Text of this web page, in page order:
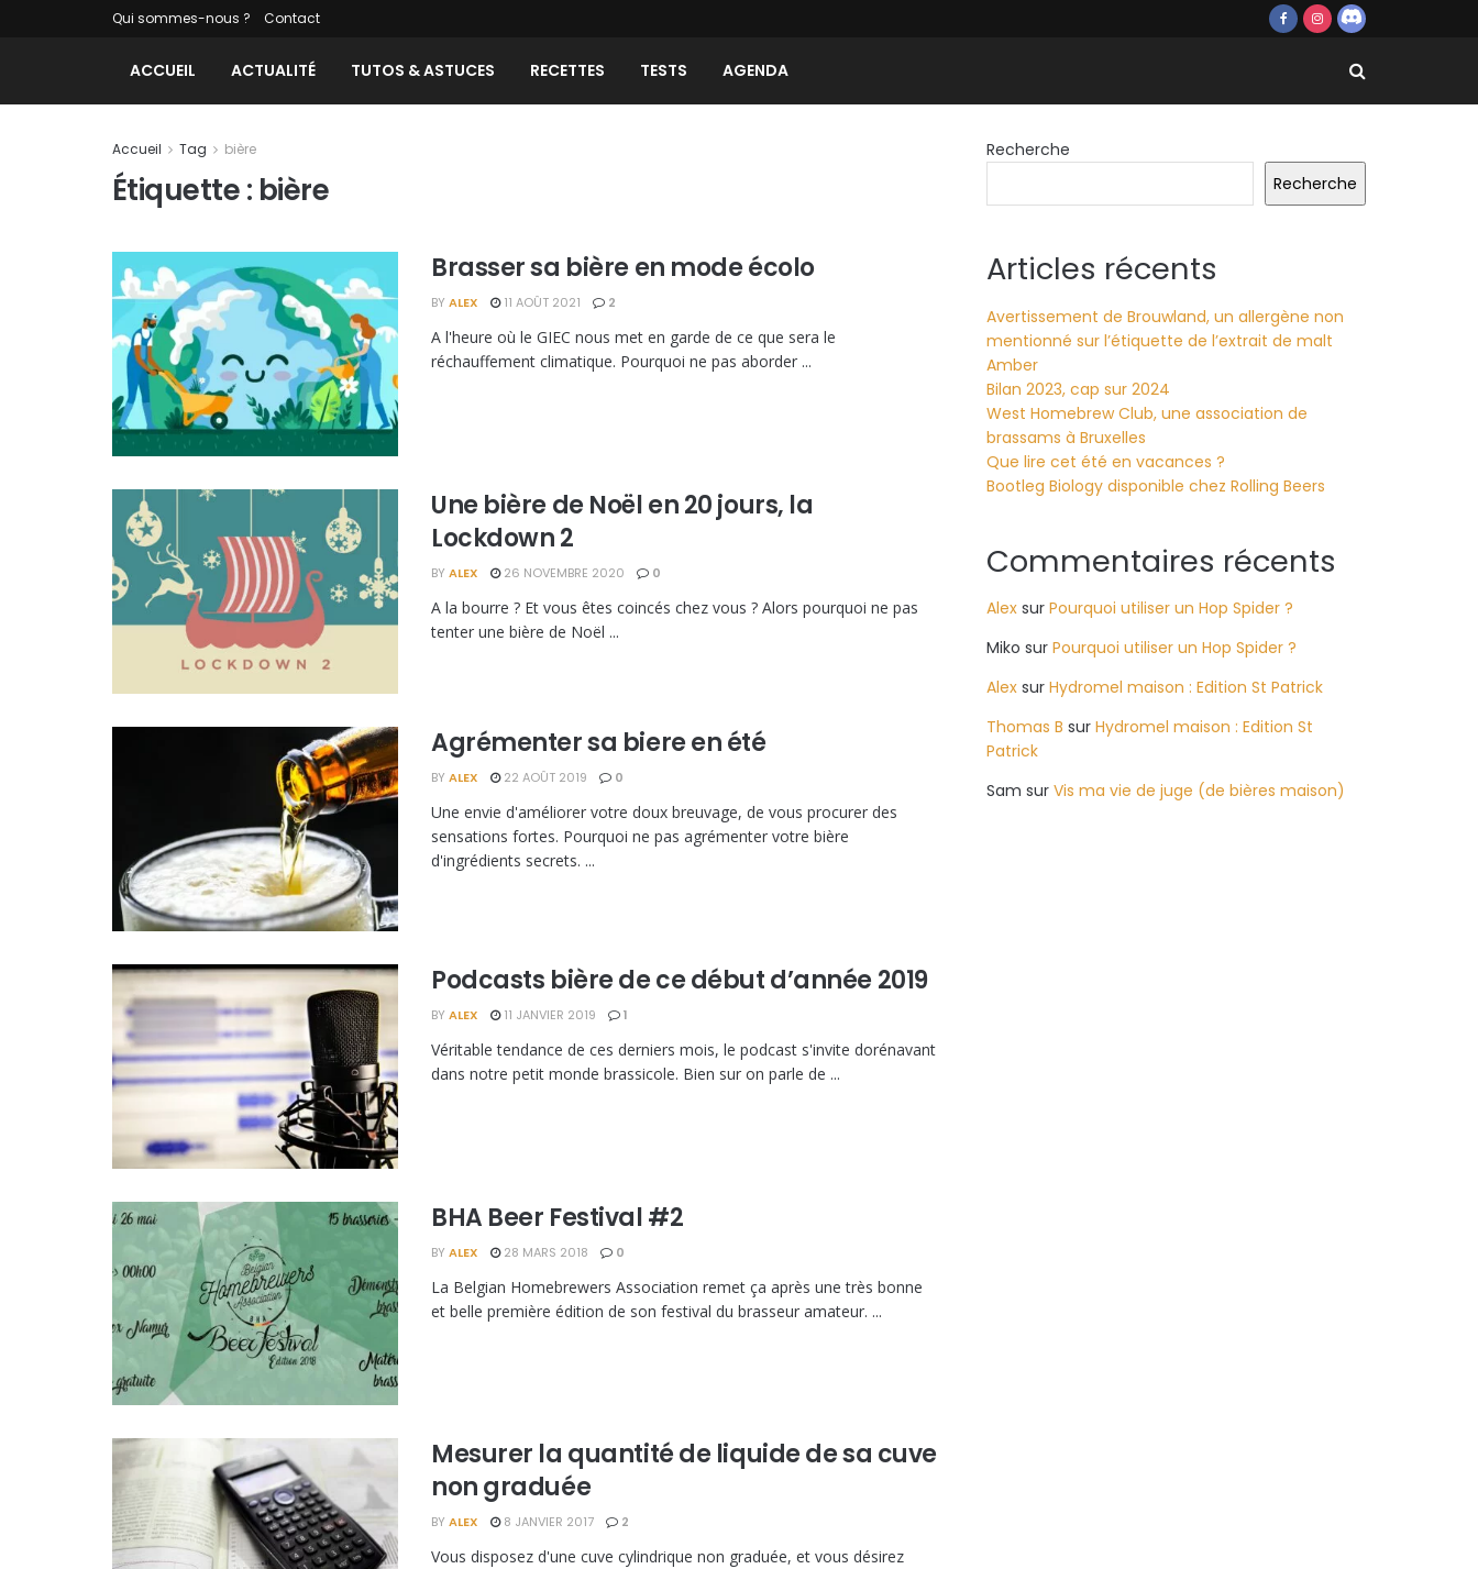
Qui sommes-nous ? Contact
ACCUEIL ACTUALITÉ TUTOS & ASTUCES RECETTES TESTS AGENDA
Accueil Tag bière
Étiquette : bière
Brasser sa bière en mode écolo
BY ALEX 11 AOÛT 2021 2
A l'heure où le GIEC nous met en garde de ce que sera le
réchauffement climatique. Pourquoi ne pas aborder ...
Une bière de Noël en 20 jours, la
Lockdown 2
BY ALEX 26 NOVEMBRE 2020 0
A la bourre ? Et vous êtes coincés chez vous ? Alors pourquoi ne pas
tenter une bière de Noël ...
Agrémenter sa biere en été
BY ALEX 22 AOÛT 2019 0
Une envie d'améliorer votre doux breuvage, de vous procurer des
sensations fortes. Pourquoi ne pas agrémenter votre bière
d'ingrédients secrets. ...
Podcasts bière de ce début d’année 2019
BY ALEX 11 JANVIER 2019 1
Véritable tendance de ces derniers mois, le podcast s'invite dorénavant
dans notre petit monde brassicole. Bien sur on parle de ...
BHA Beer Festival #2
BY ALEX 28 MARS 2018 0
La Belgian Homebrewers Association remet ça après une très bonne
et belle première édition de son festival du brasseur amateur. ...
Mesurer la quantité de liquide de sa cuve
non graduée
BY ALEX 8 JANVIER 2017 2
Vous disposez d'une cuve cylindrique non graduée, et vous désirez
Recherche
Recherche
Articles récents
Avertissement de Brouwland, un allergène non
mentionné sur l’étiquette de l’extrait de malt
Amber
Bilan 2023, cap sur 2024
West Homebrew Club, une association de
brassams à Bruxelles
Que lire cet été en vacances ?
Bootleg Biology disponible chez Rolling Beers
Commentaires récents
Alex sur Pourquoi utiliser un Hop Spider ?
Miko sur Pourquoi utiliser un Hop Spider ?
Alex sur Hydromel maison : Edition St Patrick
Thomas B sur Hydromel maison : Edition St
Patrick
Sam sur Vis ma vie de juge (de bières maison)